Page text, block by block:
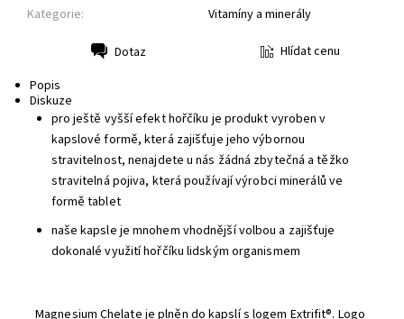
Kategorie: Vitamíny a minerály
Dotaz
Hlídat cenu
Popis
Diskuze
pro ještě vyšší efekt hořčíku je produkt vyroben v
kapslové formě, která zajišťuje jeho výbornou
stravitelnost, nenajdete u nás žádná zbytečná a těžko
stravitelná pojiva, která používají výrobci minerálů ve
formě tablet
naše kapsle je mnohem vhodnější volbou a zajišťuje
dokonalé využití hořčíku lidským organismem
Magnesium Chelate je plněn do kapslí s logem Extrifit®. Logo